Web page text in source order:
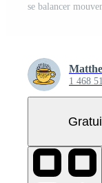
1 468